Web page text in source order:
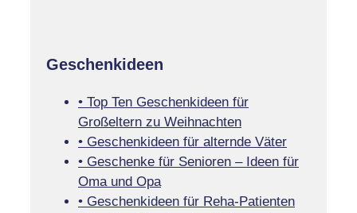
Geschenkideen
• Top Ten Geschenkideen für
Großeltern zu Weihnachten
• Geschenkideen für alternde Väter
• Geschenke für Senioren – Ideen für
Oma und Opa
• Geschenkideen für Reha-Patienten